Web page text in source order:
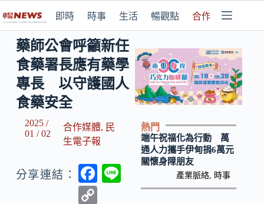
即時 時事 生活 暢觀點 合作媒體
藥師公會呼籲新任
食藥署長應有藥學
專長 以守護國人
食藥安全
2025 /
01 / 02
合作媒體, 民
生電子報
分享連結：
F
熱門
端午祝福化為行動 萬
通人力攜手伊甸捐6萬元
關懷身障朋友
產業脈絡 時事